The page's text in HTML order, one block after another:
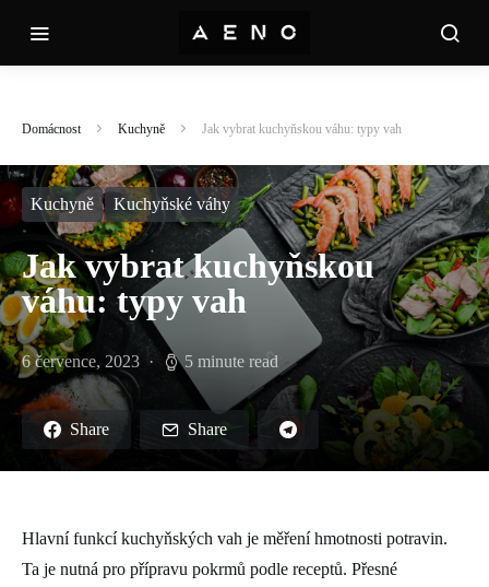
Domácnost Kuchyně Jak vybrat kuchyňskou váhu: typy vah
Kuchyně Kuchyňské váhy
Jak vybrat kuchyňskou
váhu: typy vah
6 července, 2023 5 minute read
Share Share
Hlavní funkcí kuchyňských vah je měření hmotnosti potravin.
Ta je nutná pro přípravu pokrmů podle receptů. Přesné